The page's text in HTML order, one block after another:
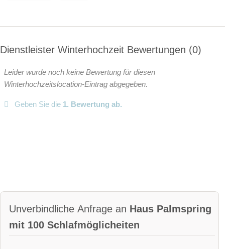
Dienstleister Winterhochzeit Bewertungen 0
Leider wurde noch keine Bewertung für diesen
Winterhochzeitslocation-Eintrag abgegeben.
Geben Sie die 1. Bewertung ab.
Unverbindliche Anfrage an Haus Palmspring
mit 100 Schlafmöglicheiten